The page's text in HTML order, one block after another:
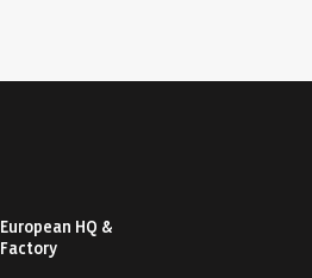
European HQ &
Factory